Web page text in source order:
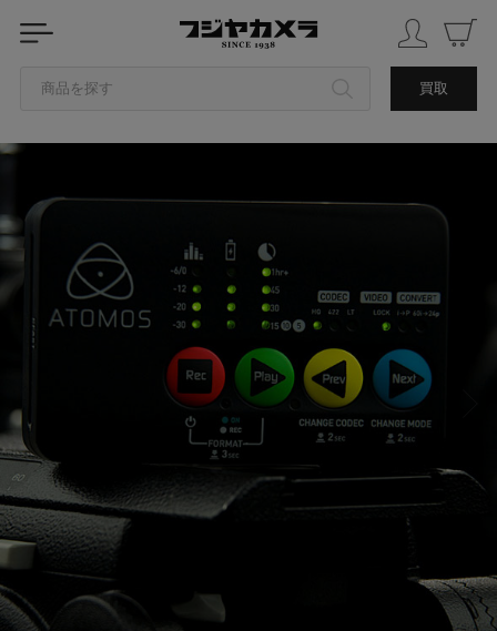
商品を探す 買取
ブランドから探す
中古品を探す